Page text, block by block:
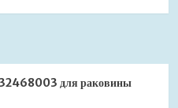
для раковины